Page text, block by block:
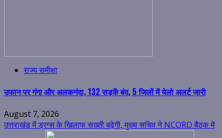
राज्य समीक्षा
उफान पर गंगा और अलकनंदा, 132 सड़कें बंद, 5 जिलों में येलो अलर्ट जारी
August 7, 2026
उत्तराखंड में ड्रग्स के खिलाफ सख्ती बढ़ेगी, मुख्य सचिव ने NCORD बैठक में